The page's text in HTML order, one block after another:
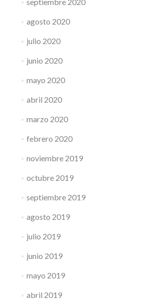
agosto 2020
julio 2020
junio 2020
mayo 2020
abril 2020
marzo 2020
febrero 2020
noviembre 2019
octubre 2019
septiembre 2019
agosto 2019
julio 2019
junio 2019
mayo 2019
abril 2019